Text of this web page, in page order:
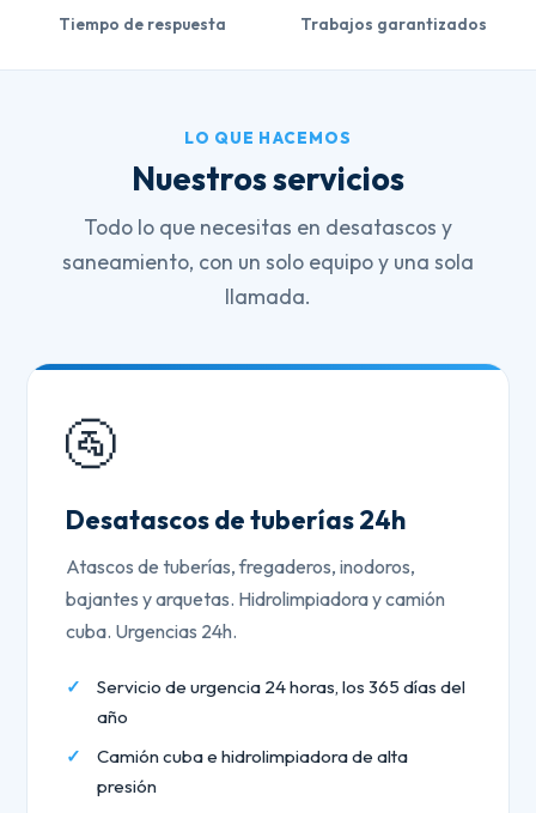
Tiempo de respuesta Trabajos garantizados
LO QUE HACEMOS
Nuestros servicios
Todo lo que necesitas en desatascos y
saneamiento, con un solo equipo y una sola
llamada.
🚰
Desatascos de tuberías 24h
Atascos de tuberías, fregaderos, inodoros,
bajantes y arquetas. Hidrolimpiadora y camión
cuba. Urgencias 24h.
Servicio de urgencia 24 horas, los 365 días del
año
Camión cuba e hidrolimpiadora de alta
presión